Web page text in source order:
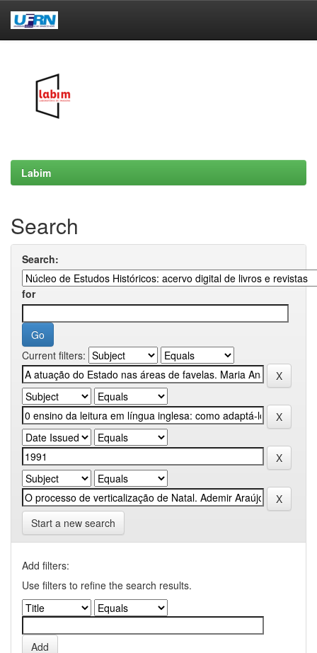
Labim
Search
Search:
for
Current filters:
Start a new search
Add filters:
Use filters to refine the search results.